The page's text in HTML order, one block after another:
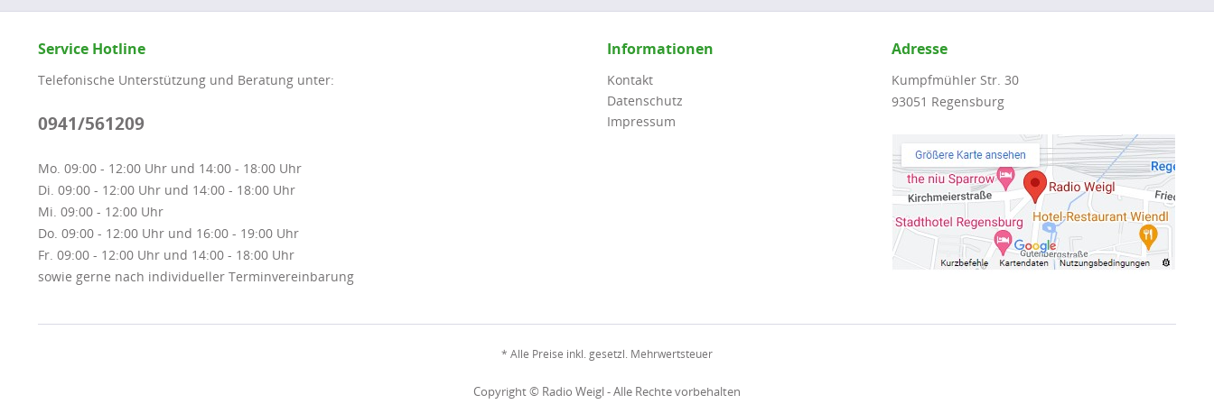
Service Hotline
Telefonische Unterstützung und Beratung unter:
0941/561209
Mo. 09:00 - 12:00 Uhr und 14:00 - 18:00 Uhr
Di. 09:00 - 12:00 Uhr und 14:00 - 18:00 Uhr
Mi. 09:00 - 12:00 Uhr
Do. 09:00 - 12:00 Uhr und 16:00 - 19:00 Uhr
Fr. 09:00 - 12:00 Uhr und 14:00 - 18:00 Uhr
sowie gerne nach individueller Terminvereinbarung
Informationen
Kontakt
Datenschutz
Impressum
Adresse
Kumpfmühler Str. 30
93051 Regensburg
* Alle Preise inkl. gesetzl. Mehrwertsteuer
Copyright © Radio Weigl - Alle Rechte vorbehalten